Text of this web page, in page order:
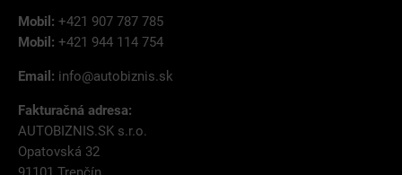
Mobil: +421 907 787 785
Mobil: +421 944 114 754
Email: info@autobiznis.sk
Fakturačná adresa:
AUTOBIZNIS.SK s.r.o.
Opatovská 32